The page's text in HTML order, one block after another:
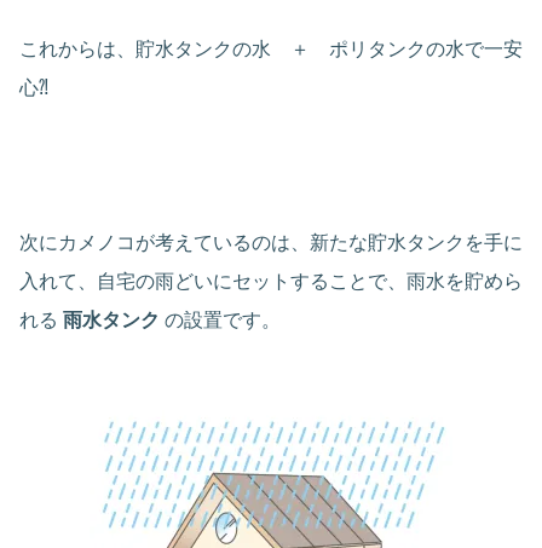
これからは、貯水タンクの水 ＋ ポリタンクの水で一安
心⁈
次にカメノコが考えているのは、新たな貯水タンクを手に
入れて、自宅の雨どいにセットすることで、雨水を貯めら
れる 雨水タンク の設置です。